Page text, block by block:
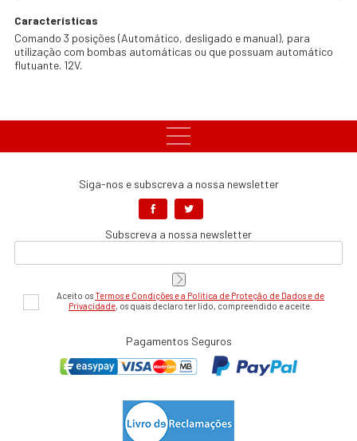
Características
Comando 3 posições (Automático, desligado e manual), para
utilização com bombas automáticas ou que possuam automático
flutuante. 12V.
Siga-nos e subscreva a nossa newsletter
Subscreva a nossa newsletter
Aceito osTermos e Condições e a Política de Proteção de Dados e de
Privacidade, os quais declaro ter lido, compreendido e aceite.
Pagamentos Seguros